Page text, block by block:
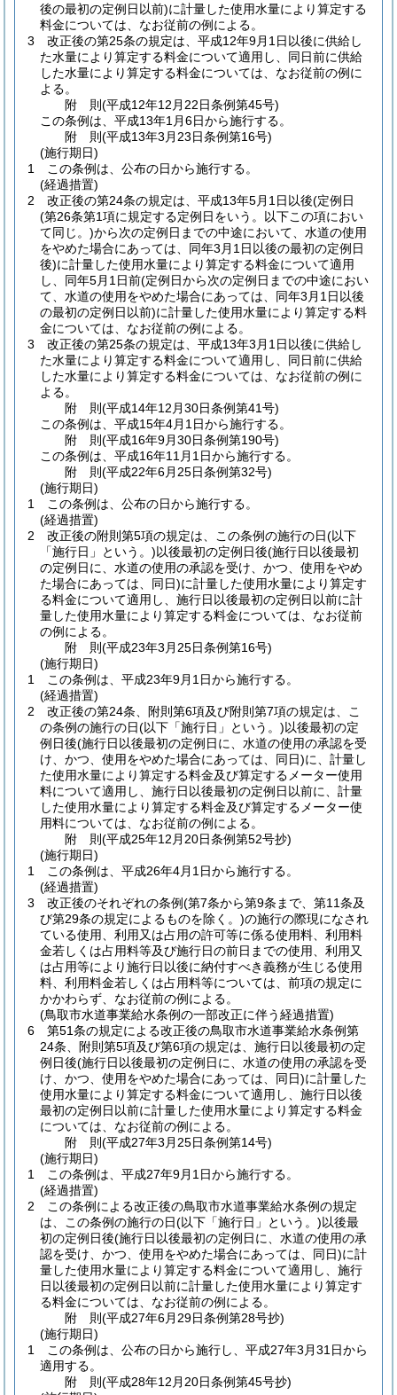
後の最初の定例日以前)に計量した使用水量により算定する
料金については、なお従前の例による。
3
改正後の第25条の規定は、平成12年9月1日以後に供給し
た水量により算定する料金について適用し、同日前に供給
した水量により算定する料金については、なお従前の例に
よる。
附 則(平成12年12月22日条例第45号)
この条例は、平成13年1月6日から施行する。
附 則(平成13年3月23日条例第16号)
(施行期日)
1
この条例は、公布の日から施行する。
(経過措置)
2
改正後の第24条の規定は、平成13年5月1日以後(定例日
(第26条第1項に規定する定例日をいう。以下この項におい
て同じ。)から次の定例日までの中途において、水道の使用
をやめた場合にあっては、同年3月1日以後の最初の定例日
後)に計量した使用水量により算定する料金について適用
し、同年5月1日前(定例日から次の定例日までの中途におい
て、水道の使用をやめた場合にあっては、同年3月1日以後
の最初の定例日以前)に計量した使用水量により算定する料
金については、なお従前の例による。
3
改正後の第25条の規定は、平成13年3月1日以後に供給し
た水量により算定する料金について適用し、同日前に供給
した水量により算定する料金については、なお従前の例に
よる。
附 則(平成14年12月30日条例第41号)
この条例は、平成15年4月1日から施行する。
附 則(平成16年9月30日条例第190号)
この条例は、平成16年11月1日から施行する。
附 則(平成22年6月25日条例第32号)
(施行期日)
1
この条例は、公布の日から施行する。
(経過措置)
2
改正後の附則第5項の規定は、この条例の施行の日(以下
「施行日」という。)以後最初の定例日後(施行日以後最初
の定例日に、水道の使用の承認を受け、かつ、使用をやめ
た場合にあっては、同日)に計量した使用水量により算定す
る料金について適用し、施行日以後最初の定例日以前に計
量した使用水量により算定する料金については、なお従前
の例による。
附 則(平成23年3月25日条例第16号)
(施行期日)
1
この条例は、平成23年9月1日から施行する。
(経過措置)
2
改正後の第24条、附則第6項及び附則第7項の規定は、こ
の条例の施行の日(以下「施行日」という。)以後最初の定
例日後(施行日以後最初の定例日に、水道の使用の承認を受
け、かつ、使用をやめた場合にあっては、同日)に、計量し
た使用水量により算定する料金及び算定するメーター使用
料について適用し、施行日以後最初の定例日以前に、計量
した使用水量により算定する料金及び算定するメーター使
用料については、なお従前の例による。
附 則(平成25年12月20日条例第52号抄)
(施行期日)
1
この条例は、平成26年4月1日から施行する。
(経過措置)
3
改正後のそれぞれの条例(第7条から第9条まで、第11条及
び第29条の規定によるものを除く。)の施行の際現になされ
ている使用、利用又は占用の許可等に係る使用料、利用料
金若しくは占用料等及び施行日の前日までの使用、利用又
は占用等により施行日以後に納付すべき義務が生じる使用
料、利用料金若しくは占用料等については、前項の規定に
かかわらず、なお従前の例による。
(鳥取市水道事業給水条例の一部改正に伴う経過措置)
6
第51条の規定による改正後の鳥取市水道事業給水条例第
24条、附則第5項及び第6項の規定は、施行日以後最初の定
例日後(施行日以後最初の定例日に、水道の使用の承認を受
け、かつ、使用をやめた場合にあっては、同日)に計量した
使用水量により算定する料金について適用し、施行日以後
最初の定例日以前に計量した使用水量により算定する料金
については、なお従前の例による。
附 則(平成27年3月25日条例第14号)
(施行期日)
1
この条例は、平成27年9月1日から施行する。
(経過措置)
2
この条例による改正後の鳥取市水道事業給水条例の規定
は、この条例の施行の日(以下「施行日」という。)以後最
初の定例日後(施行日以後最初の定例日に、水道の使用の承
認を受け、かつ、使用をやめた場合にあっては、同日)に計
量した使用水量により算定する料金について適用し、施行
日以後最初の定例日以前に計量した使用水量により算定す
る料金については、なお従前の例による。
附 則(平成27年6月29日条例第28号抄)
(施行期日)
1
この条例は、公布の日から施行し、平成27年3月31日から
適用する。
附 則(平成28年12月20日条例第45号抄)